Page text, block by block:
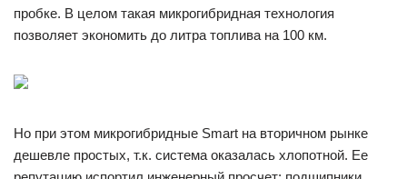
пробке. В целом такая микрогибридная технология
позволяет экономить до литра топлива на 100 км.
Но при этом микрогибридные Smart на вторичном рынке
дешевле простых, т.к. система оказалась хлопотной. Ее